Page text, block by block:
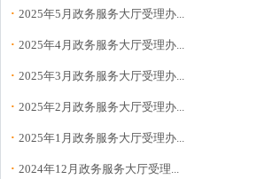
· 2025年5月政务服务大厅受理办...
· 2025年4月政务服务大厅受理办...
· 2025年3月政务服务大厅受理办...
· 2025年2月政务服务大厅受理办...
· 2025年1月政务服务大厅受理办...
· 2024年12月政务服务大厅受理...